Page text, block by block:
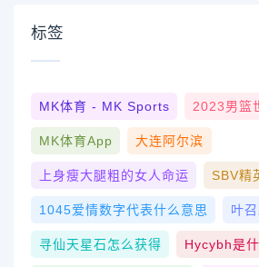
标签
MK体育 - MK Sports 2023男篮
MK体育App 大连阿尔滨
上身瘦大腿粗的女人命运 SBV精
1045爱情数字代表什么意思 叶
寻仙天星石怎么获得 Hycybh是